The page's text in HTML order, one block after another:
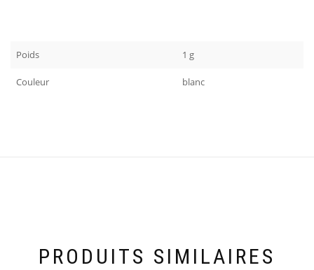
Poids 1 g
Couleur blanc
PRODUITS SIMILAIRES